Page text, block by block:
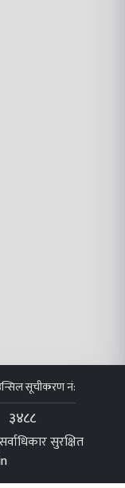
सूचीकरण नं:
३४८८
सुरक्षित